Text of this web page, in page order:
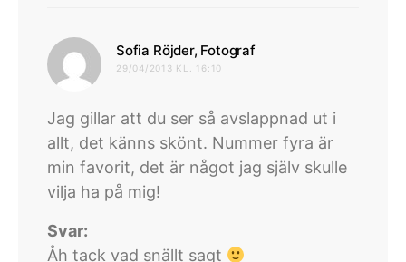
Sofia Röjder, Fotografskriver:
29/04/2013 KL. 16:10
Jag gillar att du ser så avslappnad ut i
allt, det känns skönt. Nummer fyra är
min favorit, det är något jag själv skulle
vilja ha på mig!
Svar:
Åh tack vad snällt sagt